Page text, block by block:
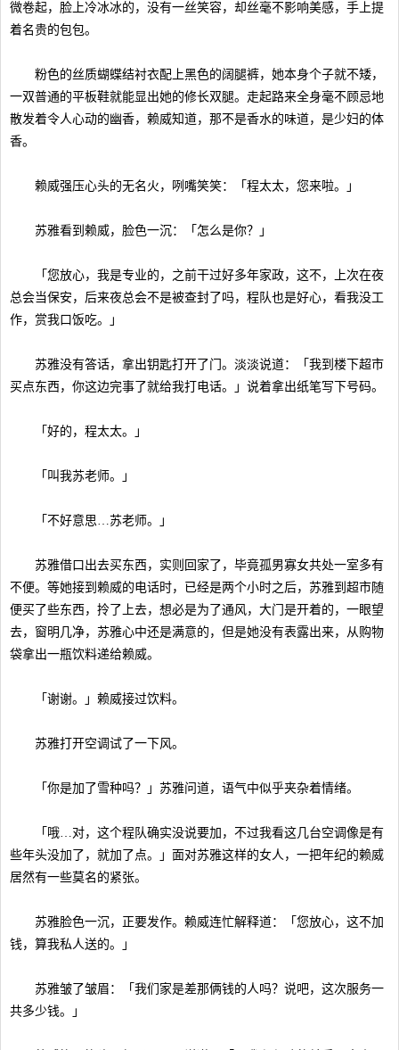
微卷起，脸上冷冰冰的，没有一丝笑容，却丝毫不影响美感，手上提
着名贵的包包。
粉色的丝质蝴蝶结衬衣配上黑色的阔腿裤，她本身个子就不矮，
一双普通的平板鞋就能显出她的修长双腿。走起路来全身毫不顾忌地
散发着令人心动的幽香，赖威知道，那不是香水的味道，是少妇的体
香。
赖威强压心头的无名火，咧嘴笑笑：「程太太，您来啦。」
苏雅看到赖威，脸色一沉：「怎么是你？」
「您放心，我是专业的，之前干过好多年家政，这不，上次在夜
总会当保安，后来夜总会不是被查封了吗，程队也是好心，看我没工
作，赏我口饭吃。」
苏雅没有答话，拿出钥匙打开了门。淡淡说道：「我到楼下超市
买点东西，你这边完事了就给我打电话。」说着拿出纸笔写下号码。
「好的，程太太。」
「叫我苏老师。」
「不好意思…苏老师。」
苏雅借口出去买东西，实则回家了，毕竟孤男寡女共处一室多有
不便。等她接到赖威的电话时，已经是两个小时之后，苏雅到超市随
便买了些东西，拎了上去，想必是为了通风，大门是开着的，一眼望
去，窗明几净，苏雅心中还是满意的，但是她没有表露出来，从购物
袋拿出一瓶饮料递给赖威。
「谢谢。」赖威接过饮料。
苏雅打开空调试了一下风。
「你是加了雪种吗？」苏雅问道，语气中似乎夹杂着情绪。
「哦…对，这个程队确实没说要加，不过我看这几台空调像是有
些年头没加了，就加了点。」面对苏雅这样的女人，一把年纪的赖威
居然有一些莫名的紧张。
苏雅脸色一沉，正要发作。赖威连忙解释道：「您放心，这不加
钱，算我私人送的。」
苏雅皱了皱眉：「我们家是差那俩钱的人吗？说吧，这次服务一
共多少钱。」